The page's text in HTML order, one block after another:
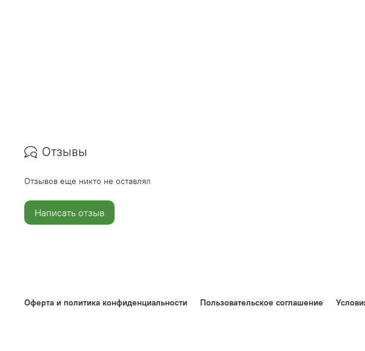
Отзывы
Отзывов еще никто не оставлял
Написать отзыв
Оферта и политика конфиденциальности Пользовательское соглашение